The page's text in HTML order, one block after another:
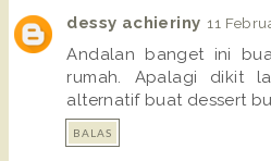
dessy achieriny 11
Andalan banget ini
rumah. Apalagi dikit
alternatif buat dessert
BALAS